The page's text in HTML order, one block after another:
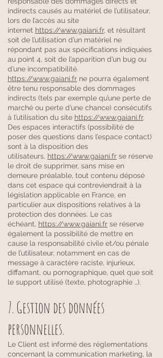
indirects causés au matériel de l’utilisateur,
lors de l’accès au site
internet https://www.gaiani.fr, et résultant
soit de l’utilisation d’un matériel ne
répondant pas aux spécifications indiquées
au point 4, soit de l’apparition d’un bug ou
d’une incompatibilité.
https://www.gaiani.fr ne pourra également
être tenu responsable des dommages
indirects (tels par exemple qu’une perte de
marché ou perte d’une chance) consécutifs
à l’utilisation du site https://www.gaiani.fr.
Des espaces interactifs (possibilité de
poser des questions dans l’espace contact)
sont à la disposition des
utilisateurs. https://www.gaiani.fr se réserve
le droit de supprimer, sans mise en
demeure préalable, tout contenu déposé
dans cet espace qui contreviendrait à la
législation applicable en France, en
particulier aux dispositions relatives à la
protection des données. Le cas
échéant, https://www.gaiani.fr se réserve
également la possibilité de mettre en
cause la responsabilité civile et/ou pénale
de l’utilisateur, notamment en cas de
message à caractère raciste, injurieux,
diffamant, ou pornographique, quel que soit
le support utilisé (texte, photographie …).
7. Gestion des données
personnelles.
Le Client est informé des réglementations
concernant la communication marketing, la